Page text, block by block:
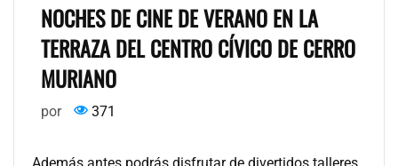
NOCHES DE CINE DE VERANO EN LA
TERRAZA DEL CENTRO CÍVICO DE CERRO
MURIANO
por 371
Además antes podrás disfrutar de divertidos talleres